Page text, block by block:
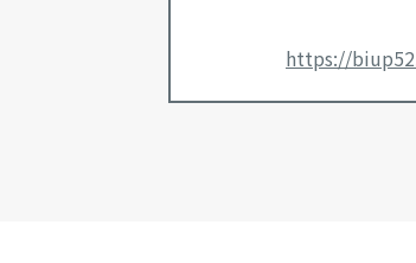
https://